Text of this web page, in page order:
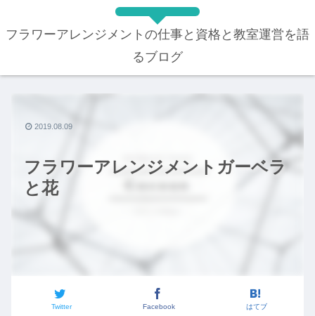
フラワーアレンジメントの仕事と資格と教室運営を語
るブログ
フラワーアレンジメントガーベラ
と花
Twitter Facebook はてブ
2019.08.09